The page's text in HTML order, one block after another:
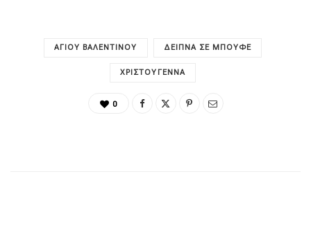
ΑΓΊΟΥ ΒΑΛΕΝΤΊΝΟΥ ΔΕΊΠΝΑ ΣΕ ΜΠΟΥΦΈ
ΧΡΙΣΤΟΎΓΕΝΝΑ
0